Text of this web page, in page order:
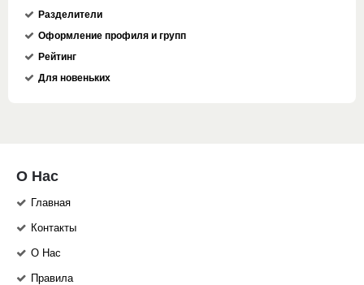
Разделители
Оформление профиля и групп
Рейтинг
Для новеньких
О Нас
Главная
Контакты
О Нас
Правила